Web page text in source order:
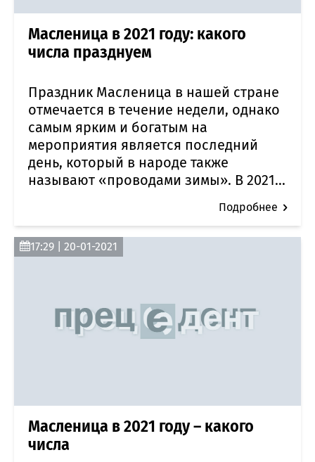
Масленица в 2021 году: какого
числа празднуем
Праздник Масленица в нашей стране
отмечается в течение недели, однако
самым ярким и богатым на
мероприятия является последний
день, который в народе также
называют «проводами зимы». В 2021...
Подробнее
17:29 | 20-01-2021
Масленица в 2021 году – какого
числа